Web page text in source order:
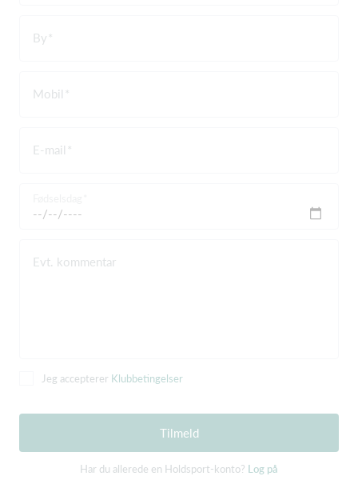
By
Mobil
E-mail
Evt. kommentar
Jeg accepterer Klubbetingelser
Tilmeld
Har du allerede en Holdsport-konto? Log på